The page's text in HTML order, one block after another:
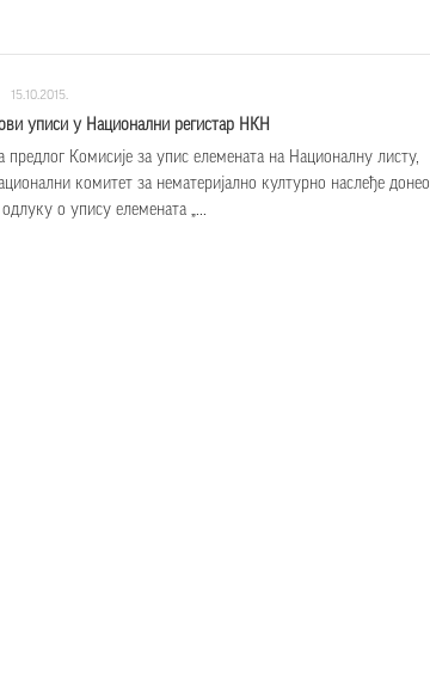
15.10.2015.
уписи у Национални регистар НКН
предлог Комисије за упис елемената на Националну листу,
комитет за нематеријално културно наслеђе донео
одлуку о упису елемената „...